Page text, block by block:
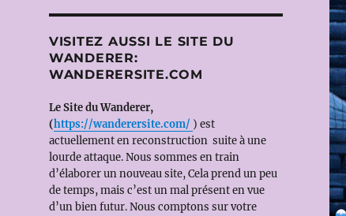
VISITEZ AUSSI LE SITE DU
WANDERER:
WANDERERSITE.COM
Le Site du Wanderer,
(https://wanderersite.com/ ) est
actuellement en reconstruction suite à une
lourde attaque. Nous sommes en train
d’élaborer un nouveau site, Cela prend un peu
de temps, mais c’est un mal présent en vue
d’un bien futur. Nous comptons sur votre